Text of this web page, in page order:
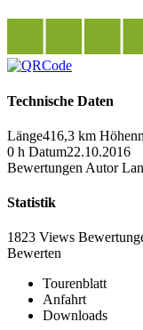
Technische Daten
Länge416,3 km
0 h Datum22.10.2016
Bewertungen Autor
Statistik
1823 Views
Bewerten
Tourenblatt
Anfahrt
Downloads